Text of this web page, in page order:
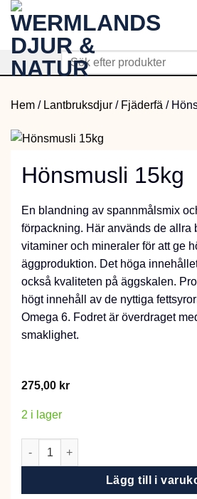
Skip
content
Hem / Lantbruksdjur / Fjäderfä /
Hönsmusli 15kg
En blandning av spannmålsmix
förpackning. Här används de allra
vitaminer och mineraler för att ge
äggproduktion. Det höga
också kvaliteten på äggskalen.
högt innehåll av de nyttiga
Omega 6. Fodret är överdraget
smaklighet.
275,00 kr
2 i lager
Hönsmusli 15kg mängd
Lägg till i